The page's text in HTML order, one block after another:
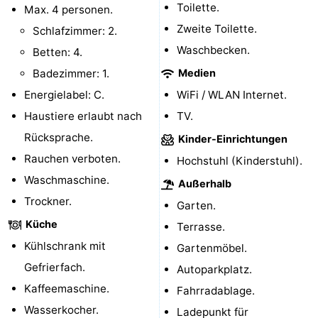
Medizin
Adressen
Region
Zeeland
Schouwen-
Duiveland
Renesse
-
Bruinisse
-
Natur
-
Max. 4 personen.
Schlafzimmer: 2.
Betten: 4.
Badezimmer: 1.
Energielabel: C.
Haustiere erlaubt nach
Rücksprache.
Rauchen verboten.
Waschmaschine.
Trockner.
Küche
Kühlschrank mit
Gefrierfach.
Kaffeemaschine.
Wasserkocher.
Toilette.
Zweite Toilette.
Waschbecken.
Medien
WiFi / WLAN Internet.
TV.
Kinder-Einrichtungen
Hochstuhl (Kinderstuhl).
Außerhalb
Garten.
Terrasse.
Gartenmöbel.
Autoparkplatz.
Fahrradablage.
Ladepunkt für